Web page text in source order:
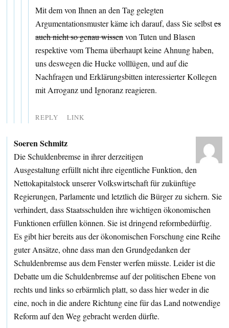
Mit dem von Ihnen an den Tag gelegten
Argumentationsmuster käme ich darauf, dass Sie selbstes
auch nicht so genau wissenvon Tuten und Blasen
respektive vom Thema überhaupt keine Ahnung haben,
uns deswegen die Hucke volllügen, und auf die
Nachfragen und Erklärungsbitten interessierter Kollegen
mit Arroganz und Ignoranz reagieren.
REPLY LINK
Soeren Schmitz
Die Schuldenbremse in ihrer derzeitigen
Ausgestaltung erfüllt nicht ihre eigentliche Funktion, den
Nettokapitalstock unserer Volkswirtschaft für zukünftige
Regierungen, Parlamente und letztlich die Bürger zu sichern. Sie
verhindert, dass Staatsschulden ihre wichtigen ökonomischen
Funktionen erfüllen können. Sie ist dringend reformbedürftig.
Es gibt hier bereits aus der ökonomischen Forschung eine Reihe
guter Ansätze, ohne dass man den Grundgedanken der
Schuldenbremse aus dem Fenster werfen müsste. Leider ist die
Debatte um die Schuldenbremse auf der politischen Ebene von
rechts und links so erbärmlich platt, so dass hier weder in die
eine, noch in die andere Richtung eine für das Land notwendige
Reform auf den Weg gebracht werden dürfte.